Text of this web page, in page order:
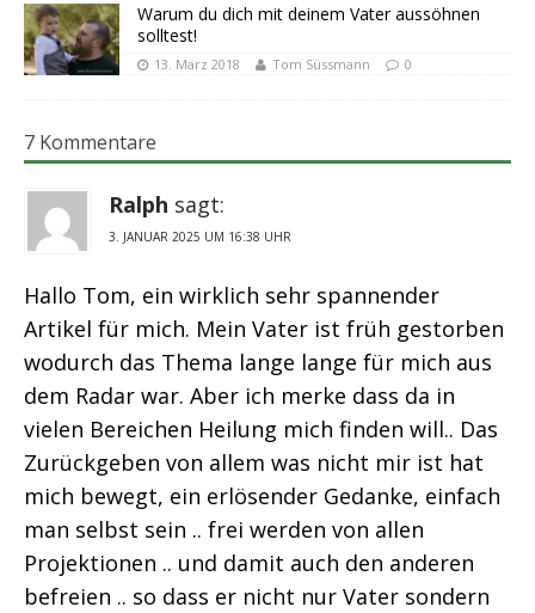
Warum du dich mit deinem Vater aussöhnen
solltest!
13. März 2018 Tom Süssmann 0
7 Kommentare
Ralph sagt:
3. JANUAR 2025 UM 16:38 UHR
Hallo Tom, ein wirklich sehr spannender
Artikel für mich. Mein Vater ist früh gestorben
wodurch das Thema lange lange für mich aus
dem Radar war. Aber ich merke dass da in
vielen Bereichen Heilung mich finden will.. Das
Zurückgeben von allem was nicht mir ist hat
mich bewegt, ein erlösender Gedanke, einfach
man selbst sein .. frei werden von allen
Projektionen .. und damit auch den anderen
befreien .. so dass er nicht nur Vater sondern